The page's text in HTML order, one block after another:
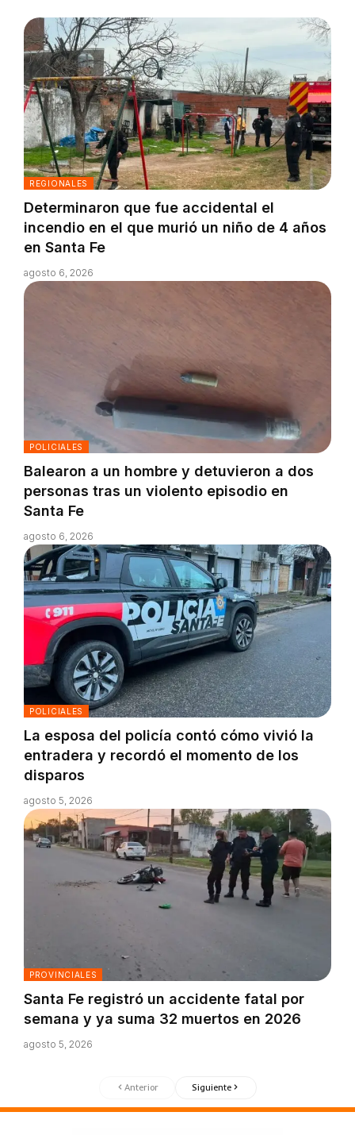
REGIONALES
Determinaron que fue accidental el
incendio en el que murió un niño de 4 años
en Santa Fe
agosto 6, 2026
POLICIALES
Balearon a un hombre y detuvieron a dos
personas tras un violento episodio en
Santa Fe
agosto 6, 2026
POLICIALES
La esposa del policía contó cómo vivió la
entradera y recordó el momento de los
disparos
agosto 5, 2026
PROVINCIALES
Santa Fe registró un accidente fatal por
semana y ya suma 32 muertos en 2026
agosto 5, 2026
Anterior Siguiente